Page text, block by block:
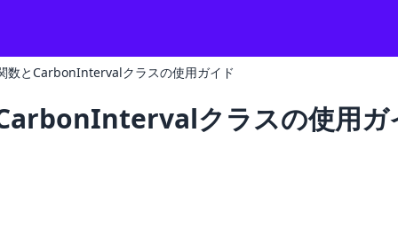
数とCarbonIntervalクラスの使用ガイド
クラスの使用ガ